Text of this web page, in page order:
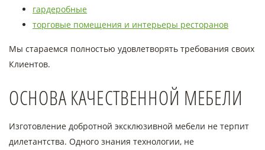
гардеробные
торговые помещения и интерьеры ресторанов
Мы стараемся полностью удовлетворять требования своих
Клиентов.
ОСНОВА КАЧЕСТВЕННОЙ МЕБЕЛИ
Изготовление добротной эксклюзивной мебели не терпит
дилетантства. Одного знания технологии, не